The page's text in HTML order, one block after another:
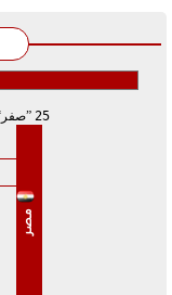
25 صفر
مصر